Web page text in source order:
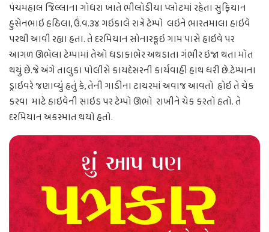
પંચમહાલ જિલ્લાના ગોધરા ખાતે ભીલોડીયા પ્લોટમાં રહેતા સુફિયાન
હુસેનભાઇ હઠિલા, ઉં.વ.૩૪ ગઇકાલે રાત્રે ટેમ્પો લઇને ભારતમાલા હાઇવે
પરથી આવી રહ્યા હતા. તે દરમિયાન સોનારકૂઇ ગામ પાસે હાઇવે પર
આગળ ઊભેલા ટેમ્પામાં તેઓ ધડાકાભેર અથડાતા ગંભીર ઇજા થતા મોત
થયું છે.જે અંગે તાલુકા પોલીસે કાયદેસરની કાર્યવાહી હાથ ધરી છે.ટેમ્પાના
ડ્રાઇવરે જણાવ્યું હતું કે, તેની ગાડીના ટાયરમાં અવાજ આવતો હોઇ તે ચેક
કરવા માટે હાઇવેની સાઇડ પર ટેમ્પો ઊભો રાખીને ચેક કરતો હતો. તે
દરમિયાન અકસ્માત થયો હતો.